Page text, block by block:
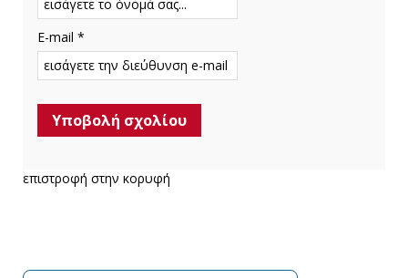
E-mail *
επιστροφή στην κορυφή